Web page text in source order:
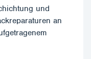
und
an